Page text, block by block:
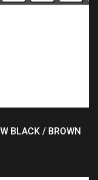
BLACK / BROWN